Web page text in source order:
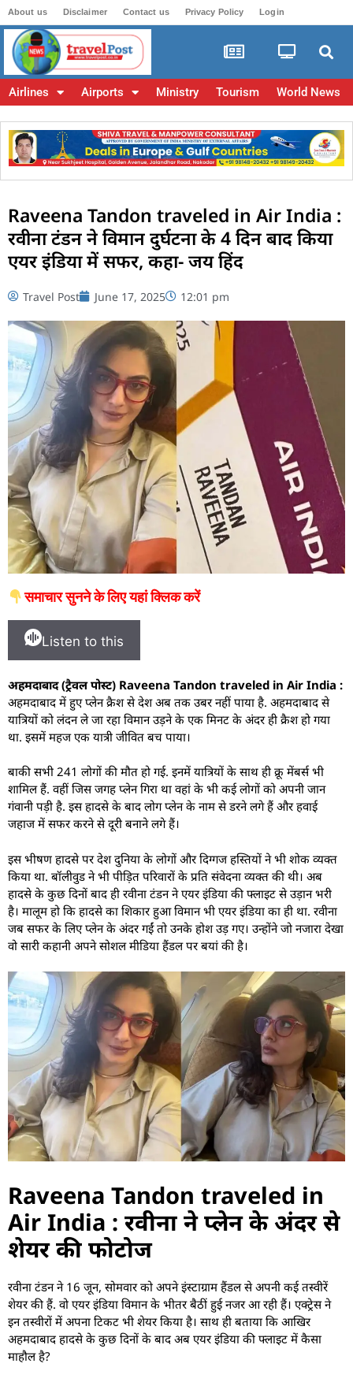
About us Disclaimer Contact us Privacy Policy Login
Airlines Airports Ministry Tourism World News
Raveena Tandon traveled in Air India :
रवीना टंडन ने विमान दुर्घटना के 4 दिन बाद किया
एयर इंडिया में सफर, कहा- जय हिंद
Travel Post June 17, 2025 12:01 pm
समाचार सुनने के लिए यहां क्लिक करें
Listen to this
अहमदाबाद (ट्रैवल पोस्ट) Raveena Tandon traveled in Air India :
अहमदाबाद में हुए प्लेन क्रैश से देश अब तक उबर नहीं पाया है. अहमदाबाद से
यात्रियों को लंदन ले जा रहा विमान उड़ने के एक मिनट के अंदर ही क्रैश हो गया
था. इसमें महज एक यात्री जीवित बच पाया।
बाकी सभी 241 लोगों की मौत हो गई. इनमें यात्रियों के साथ ही क्रू मेंबर्स भी
शामिल हैं. वहीं जिस जगह प्लेन गिरा था वहां के भी कई लोगों को अपनी जान
गंवानी पड़ी है. इस हादसे के बाद लोग प्लेन के नाम से डरने लगे हैं और हवाई
जहाज में सफर करने से दूरी बनाने लगे हैं।
इस भीषण हादसे पर देश दुनिया के लोगों और दिग्गज हस्तियों ने भी शोक व्यक्त
किया था. बॉलीवुड ने भी पीड़ित परिवारों के प्रति संवेदना व्यक्त की थी। अब
हादसे के कुछ दिनों बाद ही रवीना टंडन ने एयर इंडिया की फ्लाइट से उड़ान भरी
है। मालूम हो कि हादसे का शिकार हुआ विमान भी एयर इंडिया का ही था. रवीना
जब सफर के लिए प्लेन के अंदर गईं तो उनके होश उड़ गए। उन्होंने जो नजारा देखा
वो सारी कहानी अपने सोशल मीडिया हैंडल पर बयां की है।
Raveena Tandon traveled in
Air India : रवीना ने प्लेन के अंदर से
शेयर की फोटोज
रवीना टंडन ने 16 जून, सोमवार को अपने इंस्टाग्राम हैंडल से अपनी कई तस्वीरें
शेयर की हैं. वो एयर इंडिया विमान के भीतर बैठीं हुई नजर आ रही हैं। एक्ट्रेस ने
इन तस्वीरों में अपना टिकट भी शेयर किया है। साथ ही बताया कि आखिर
अहमदाबाद हादसे के कुछ दिनों के बाद अब एयर इंडिया की फ्लाइट में कैसा
माहौल है?